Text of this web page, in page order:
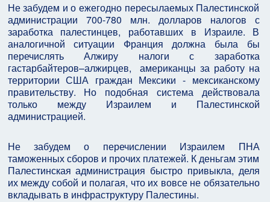
Не забудем и о ежегодно пересылаемых Палестинской
администрации 700-780 млн. долларов налогов с
заработка палестинцев, работавших в Израиле. В
аналогичной ситуации Франция должна была бы
перечислять Алжиру налоги с заработка
гастарбайтеров–алжирцев, американцы за работу на
территории США граждан Мексики - мексиканскому
правительству. Но подобная система действовала
только между Израилем и Палестинской
администрацией.
Не забудем о перечислении Израилем ПНА
таможенных сборов и прочих платежей. К деньгам этим
Палестинская администрация быстро привыкла, деля
их между собой и полагая, что их вовсе не обязательно
вкладывать в инфраструктуру Палестины.